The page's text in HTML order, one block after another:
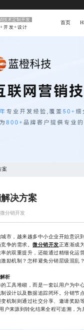
技术定制开发
开发+设计
首页
案
决方案
微分销开发
，越来越多中小企业开始意识
争的需求。微分销开发正逐渐成
的双重提升，还能通过精细化运
励机制？怎样避免分销层级混乱
析
具堆砌，而是一套以用户为中
设计以及数据追踪闭环。分销节
机制则通过社交分享、邀请奖励
户来源到转化结果全程可追溯，